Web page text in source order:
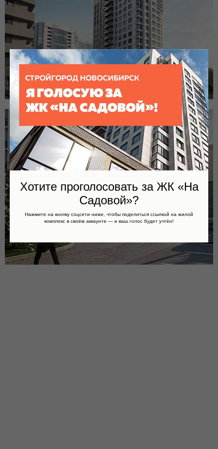
Хотите проголосовать за ЖК «На
Садовой»?
Нажмите на кнопку соцсети ниже, чтобы поделиться ссылкой на жилой
комплекс в своём аккаунте — и ваш голос будет учтён!